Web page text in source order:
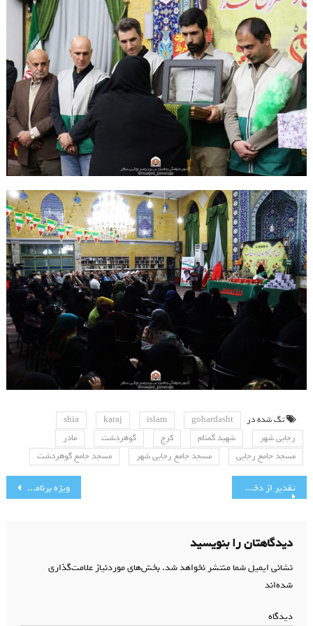
تگ شده در gohardasht
islam
karaj
shia
رجایی شهر
شهید گمنام کرج گوهردشت
مادر
مسجد جامع رجایی
مسجد جامع رجایی شهر مسجد جامع گوهردشت
راهبری
ویژه برنامه مسابقه نقاشی دانش آموزان پیش دبستانی و دبستان تقدیر از دختران دانش آموز برتر علمی و اخلاقی
دیدگاهتان را بنویسید
نشانی ایمیل شما منتشر نخواهد شد.بخش‌های موردنیاز علامت‌گذاری
شده‌اند
دیدگاه